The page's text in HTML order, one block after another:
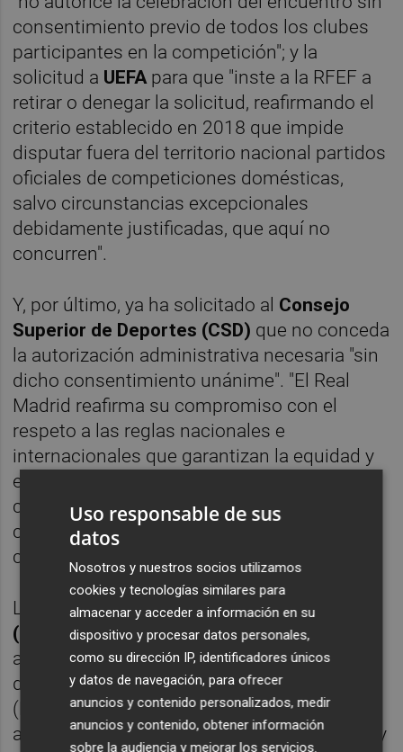
consentimiento previo de todos los clubes
participantes en la competición"; y la
solicitud a UEFApara que "inste a la RFEF a
retirar o denegar la solicitud, reafirmando el
criterio establecido en 2018 que impide
disputar fuera del territorio nacional partidos
oficiales de competiciones domésticas,
salvo circunstancias excepcionales
debidamente justificadas, que aquí no
concurren".
Y, por último, ya ha solicitado al Consejo
Superior de Deportes (CSD) que no conceda
la autorización administrativa necesaria "sin
dicho consentimiento unánime". "El Real
Madrid reafirma su compromiso con el
respeto a las reglas nacionales e
internacionales que garantizan la equidad y
el buen funcionamiento de las
competiciones oficiales, y defenderá su
cumplimiento ante todas las instancias
competentes", concluyó el comunicado.
La
Real Federación Española de Fútbol
(RFEF)elevó a UEFA la petición para
autorizar que el Villarreal-Barcelona se
dispute en el Hard Rock Stadium de Miami
(Estados Unidos), tal y como han solicitado
ambos clubes. Por esto, si finalmente no hay
Uso responsable de sus
datos
Nosotros y nuestros socios utilizamos
cookies y tecnologías similares para
almacenar y acceder a información en su
dispositivo y procesar datos personales,
como su dirección IP, identificadores únicos
y datos de navegación, para ofrecer
anuncios y contenido personalizados, medir
anuncios y contenido, obtener información
sobre la audiencia y mejorar los servicios.